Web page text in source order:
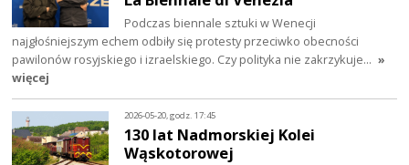
Podczas biennale sztuki w Wenecji
najgłośniejszym echem odbiły się protesty przeciwko obecności
pawilonów rosyjskiego i izraelskiego. Czy polityka nie zakrzykuje… »
więcej
2026-05-20, godz. 17:45
130 lat Nadmorskiej Kolei
Wąskotorowej